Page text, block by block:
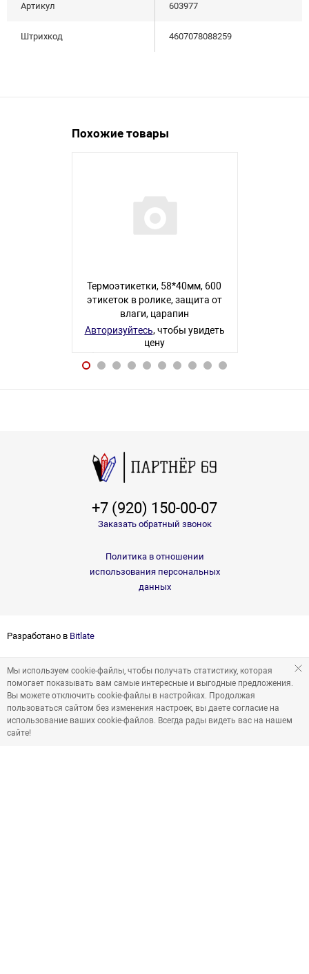
Артикул 603977
Штрихкод 4607078088259
Похожие товары
Термоэтикетки, 58*40мм, 600
этикеток в ролике, защита от
влаги, царапин
Авторизуйтесь, чтобы увидеть
цену
+7 (920) 150-00-07
Заказать обратный звонок
Политика в отношении
использования персональных
данных
Разработано в Bitlate
Мы используем cookie-файлы, чтобы получать статистику, которая
помогает показывать вам самые интересные и выгодные предложения.
Вы можете отключить cookie-файлы в настройках. Продолжая
пользоваться сайтом без изменения настроек, вы даете согласие на
использование ваших cookie-файлов. Всегда рады видеть вас на нашем
сайте!